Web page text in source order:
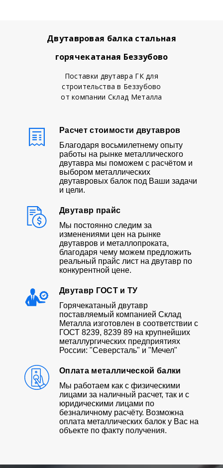
Двутавровая балка стальная
горячекатаная Беззубово
Поставки двутавра ГК для
строительства в Беззубово
от компании Склад Металла
Расчет стоимости двутавров
Благодаря восьмилетнему опыту
работы на рынке металлического
двутавра мы поможем с расчётом и
выбором металлических
двутавровых балок под Ваши задачи
и цели.
Двутавр прайс
Мы постоянно следим за
изменениями цен на рынке
двутавров и металлопроката,
благодаря чему можем предложить
реальный прайс лист на двутавр по
конкурентной цене.
Двутавр ГОСТ и ТУ
Горячекатаный двутавр
поставляемый компанией Склад
Металла изготовлен в соответствии с
ГОСТ 8239, 8239 89 на крупнейших
металлургических предприятиях
России: "Северсталь" и "Мечел"
Оплата металлической балки
Мы работаем как с физическими
лицами за наличный расчет, так и с
юридическими лицами по
безналичному расчёту. Возможна
оплата металлических балок у Вас на
объекте по факту получения.